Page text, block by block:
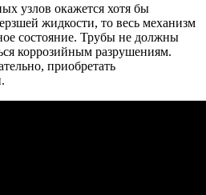
узлов окажется хотя бы
жидкости, то весь механизм
состояние. Трубы не должны
коррозийным разрушениям.
приобретать